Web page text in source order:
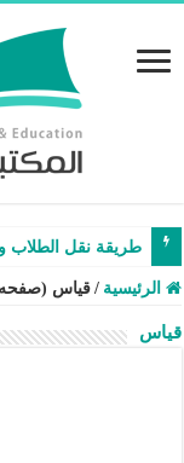
طريقة نقل الطلاب
الرئيسية / قياس (صفحه
قياس